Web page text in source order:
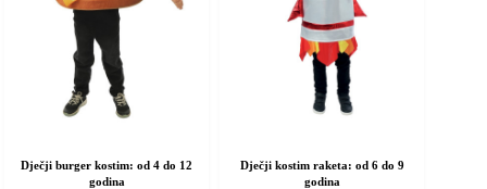
Dječji burger kostim: od 4 do 12
godina
Dječji kostim raketa: od 6 do 9
godina